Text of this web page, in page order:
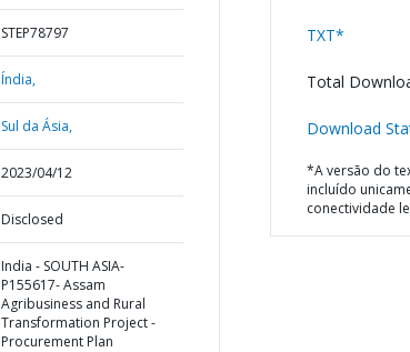
STEP78797
Índia,
Sul da Ásia,
2023/04/12
Disclosed
India - SOUTH ASIA-
P155617- Assam
Agribusiness and Rural
Transformation Project -
Procurement Plan
TXT*
Total
Download
*A versão do
incluído
conectividade